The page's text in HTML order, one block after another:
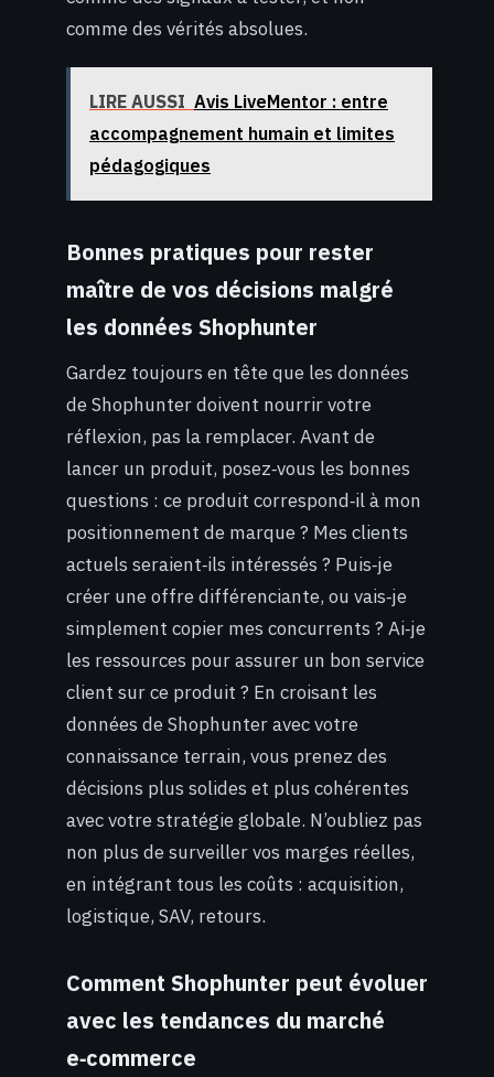
comme des vérités absolues.
LIRE AUSSI Avis LiveMentor : entre
accompagnement humain et limites
pédagogiques
Bonnes pratiques pour rester
maître de vos décisions malgré
les données Shophunter
Gardez toujours en tête que les données
de Shophunter doivent nourrir votre
réflexion, pas la remplacer. Avant de
lancer un produit, posez‑vous les bonnes
questions : ce produit correspond‑il à mon
positionnement de marque ? Mes clients
actuels seraient‑ils intéressés ? Puis‑je
créer une offre différenciante, ou vais‑je
simplement copier mes concurrents ? Ai‑je
les ressources pour assurer un bon service
client sur ce produit ? En croisant les
données de Shophunter avec votre
connaissance terrain, vous prenez des
décisions plus solides et plus cohérentes
avec votre stratégie globale. N’oubliez pas
non plus de surveiller vos marges réelles,
en intégrant tous les coûts : acquisition,
logistique, SAV, retours.
Comment Shophunter peut évoluer
avec les tendances du marché
e‑commerce